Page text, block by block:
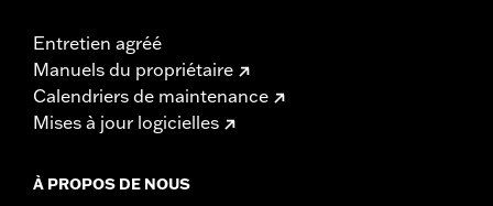
Entretien agréé
Manuels du propriétaire
Calendriers de maintenance
Mises à jour logicielles
À PROPOS DE NOUS